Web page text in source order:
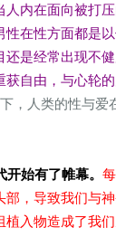
人内在面向被打
在性方面都是
还是经常出现不
自由，与心轮的
，人类的性与爱
始有了帷幕。
部，导致我们与
植入物造成了我